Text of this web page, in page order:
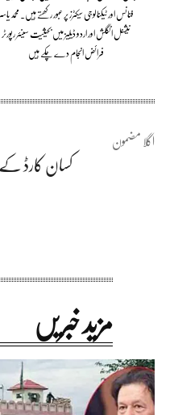
فنانس اور ٹیکنالوجی سیکٹرز پر عبور رکھتے ہیں۔ محمد
نیشنل انگلش اور اردو ڈیلیز میں بحیثیت سینئر رپورٹر
فرائض انجام دے چکے ہیں
اگلا مضمون
کسان کارڈ
مزید خبریں